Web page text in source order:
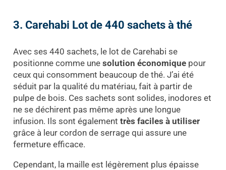
3. Carehabi Lot de 440 sachets à thé
Avec ses 440 sachets, le lot de Carehabi se
positionne comme une solution économiquepour
ceux qui consomment beaucoup de thé. J’ai été
séduit par la qualité du matériau, fait à partir de
pulpe de bois. Ces sachets sont solides, inodores et
ne se déchirent pas même après une longue
infusion. Ils sont également très faciles à utiliser
grâce à leur cordon de serrage qui assure une
fermeture efficace.
Cependant, la maille est légèrement plus épaisse